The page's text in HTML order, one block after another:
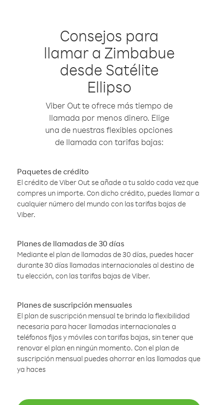
Consejos para
llamar a Zimbabue
desde Satélite
Ellipso
Viber Out te ofrece más tiempo de
llamada por menos dinero. Elige
una de nuestras flexibles opciones
de llamada con tarifas bajas:
Paquetes de crédito
El crédito de Viber Out se añade a tu saldo cada vez que
compres un importe. Con dicho crédito, puedes llamar a
cualquier número del mundo con las tarifas bajas de
Viber.
Planes de llamadas de 30 días
Mediante el plan de llamadas de 30 días, puedes hacer
durante 30 días llamadas internacionales al destino de
tu elección, con las tarifas bajas de Viber.
Planes de suscripción mensuales
El plan de suscripción mensual te brinda la flexibilidad
necesaria para hacer llamadas internacionales a
teléfonos fijos y móviles con tarifas bajas, sin tener que
renovar el plan en ningún momento. Con el plan de
suscripción mensual puedes ahorrar en las llamadas que
ya haces